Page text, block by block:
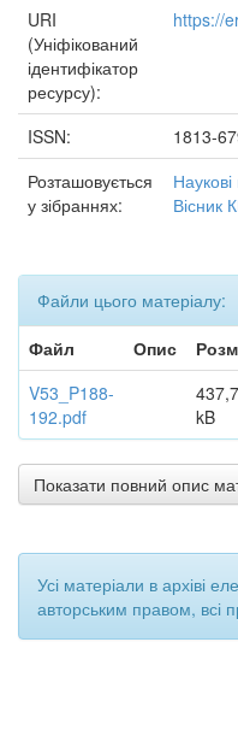
URI
(Уніфікований
ідентифікатор
ресурсу):
https://
ISSN:
1813-
Розташовується
у зібраннях:
Наукові
Вісник
Файли цього матеріалу:
Файл
Опис
V53_P188-
192.pdf
kB
Показати повний опис
Усі матеріали в архіві
авторським правом, всі